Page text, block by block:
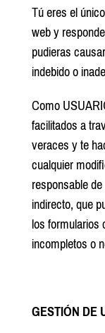
Tú eres el
web y
pudieras
indebido o
Como
facilitados a
veraces y te
cualquier
responsable
indirecto, que
los
incompletos o
GESTIÓN DE